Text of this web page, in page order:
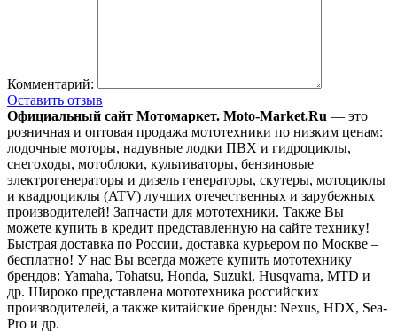
Комментарий:
Оставить отзыв
Официальный сайт Мотомаркет. Moto-Market.Ru — это
розничная и оптовая продажа мототехники по низким ценам:
лодочные моторы, надувные лодки ПВХ и гидроциклы,
снегоходы, мотоблоки, культиваторы, бензиновые
электрогенераторы и дизель генераторы, скутеры, мотоциклы
и квадроциклы (ATV) лучших отечественных и зарубежных
производителей! Запчасти для мототехники. Также Вы
можете купить в кредит представленную на сайте технику!
Быстрая доставка по России, доставка курьером по Москве –
бесплатно! У нас Вы всегда можете купить мототехнику
брендов: Yamaha, Tohatsu, Honda, Suzuki, Husqvarna, MTD и
др. Широко представлена мототехника российских
производителей, а также китайские бренды: Nexus, HDX, Sea-
Pro и др.